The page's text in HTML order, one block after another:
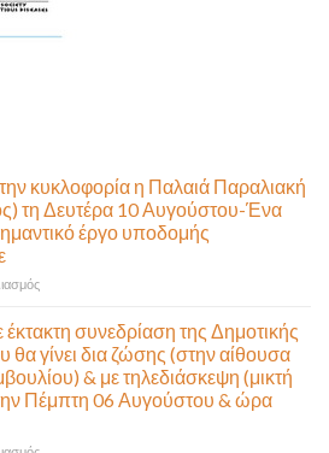
κυκλοφορία η Παλαιά Παραλιακή
τη Δευτέρα 10 Αυγούστου-Ένα
έργο υποδομής
στο
κυκλοφορία
η
Παλαιά
Παραλιακή
Ποσειδώνος)
συνεδρίαση της Δημοτικής
γίνει δια ζώσης (στην αίθουσα
& με τηλεδιάσκεψη (μικτή
Πέμπτη 06 Αυγούστου & ώρα
στο